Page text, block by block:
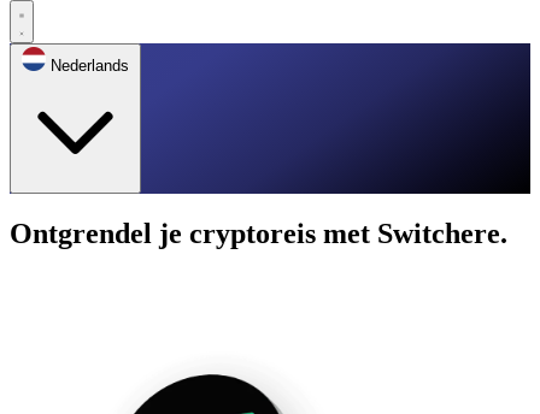
Nederlands
Ontgrendel je cryptoreis met Switchere.